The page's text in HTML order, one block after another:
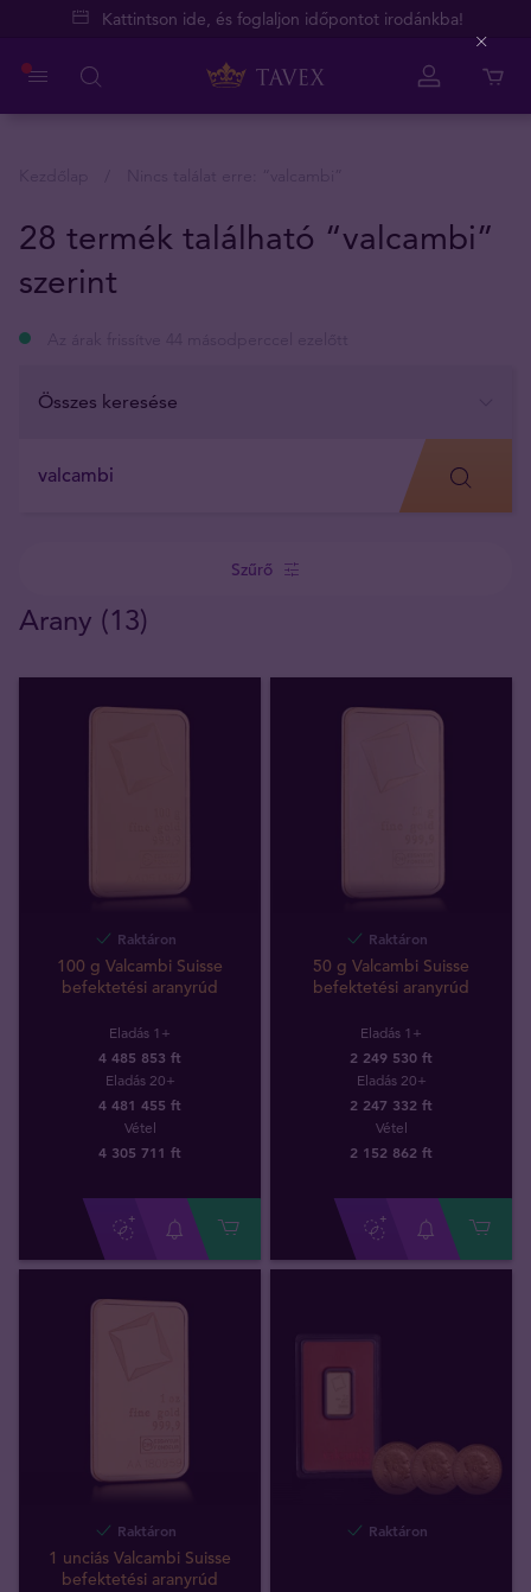
Kattintson ide, és foglaljon időpontot irodánkba!
28 termék található “valcambi”
szerint
Szűrő
Arany (13)
Raktáron
100 g Valcambi Suisse
befektetési aranyrúd
Eladás 1+
4 485 853 ft
Eladás 20+
4 481 455 ft
Vétel
4 305 711 ft
Raktáron
50 g Valcambi Suisse
befektetési aranyrúd
Eladás 1+
2 249 530 ft
Eladás 20+
2 247 332 ft
Vétel
2 152 862 ft
Raktáron
1 unciás Valcambi Suisse
befektetési aranyrúd
Raktáron
Close